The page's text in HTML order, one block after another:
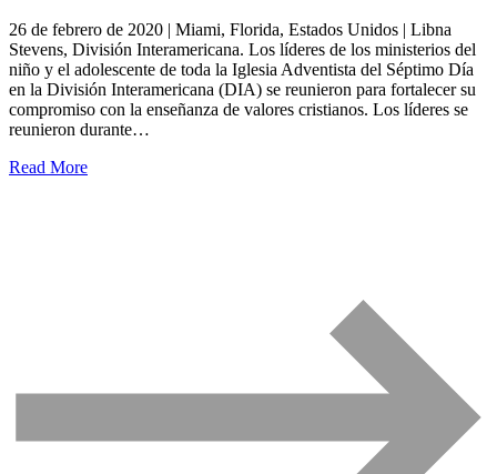
26 de febrero de 2020 | Miami, Florida, Estados Unidos | Libna
Stevens, División Interamericana. Los líderes de los ministerios del
niño y el adolescente de toda la Iglesia Adventista del Séptimo Día
en la División Interamericana (DIA) se reunieron para fortalecer su
compromiso con la enseñanza de valores cristianos. Los líderes se
reunieron durante…
Read More